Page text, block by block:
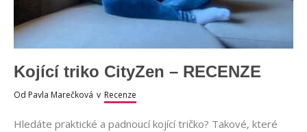
Kojící triko CityZen – RECENZE
Od Pavla Marečková v Recenze
Hledáte praktické a padnoucí kojící tričko? Takové, které